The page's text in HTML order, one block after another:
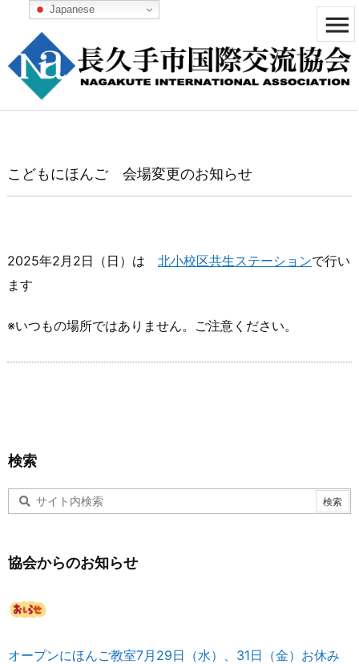


メニュ
次へ
こどもにほんご 会場変更のお知らせ
2025年2月2日（日）は 北小校区共生ステーションで行い
ます
※いつもの場所ではありません。ご注意ください。
検索
協会からのお知らせ
オープンにほんご教室7月29日（水）、31日（金）お休み
Japanese